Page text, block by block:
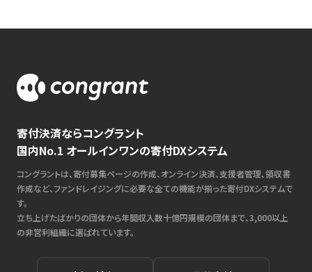
寄付決済ならコングラント
国内No.1 オールインワンの寄付DXシステム
コングラントは、寄付募集ページの作成、オンライン決済、支援者管理、領収書
作成など、ファンドレイジングに必要な全ての機能が揃った寄付DXシステムで
す。
立ち上げたばかりの団体から年間収入数十億円規模の団体まで、3,000以上
の非営利組織に選ばれています。